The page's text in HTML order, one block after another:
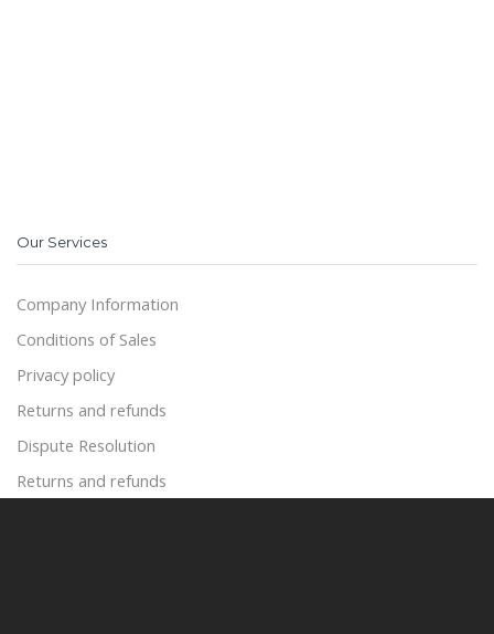
Our Services
Company Information
Conditions of Sales
Privacy policy
Returns and refunds
Dispute Resolution
Returns and refunds